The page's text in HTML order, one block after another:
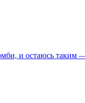
и остаюсь